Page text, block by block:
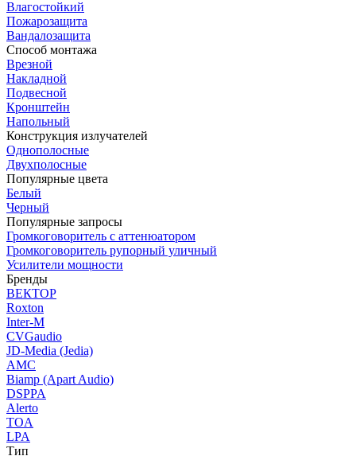
Влагостойкий
Пожарозащита
Вандалозащита
Способ монтажа
Врезной
Накладной
Подвесной
Кронштейн
Напольный
Конструкция излучателей
Однополосные
Двухполосные
Популярные цвета
Белый
Черный
Популярные запросы
Громкоговоритель с аттенюатором
Громкоговоритель рупорный уличный
Усилители мощности
Бренды
ВЕКТОР
Roxton
Inter-M
CVGaudio
JD-Media (Jedia)
AMC
Biamp (Apart Audio)
DSPPA
Alerto
TOA
LPA
Тип